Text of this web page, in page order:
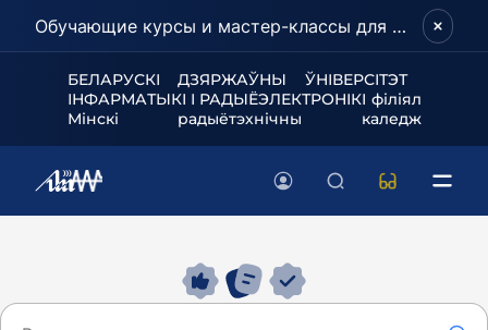
Обучающие курсы и мастер-классы для школьников и абитуриентов!
БЕЛАРУСКІ ДЗЯРЖАЎНЫ ЎНІВЕРСІТЭТ
ІНФАРМАТЫКІ І РАДЫЁЭЛЕКТРОНІКІ філіял
Мінскі радыётэхнічны каледж